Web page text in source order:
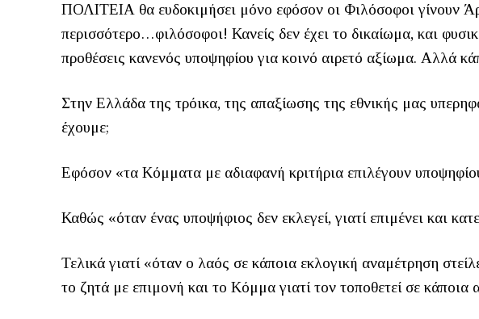
ΠΟΛΙΤΕΙΑ θα ευδοκιμήσει μόνο εφόσον οι Φιλόσοφοι γίνουν
περισσότερο…φιλόσοφοι! Κανείς δεν έχει το δικαίωμα, και
προθέσεις κανενός υποψηφίου για κοινό αιρετό αξίωμα. Αλλά
Στην Ελλάδα της τρόικα, της απαξίωσης της εθνικής μας
έχουμε;
Εφόσον «τα Κόμματα με αδιαφανή κριτήρια επιλέγουν
Καθώς «όταν ένας υποψήφιος δεν εκλεγεί, γιατί επιμένει και
Τελικά γιατί «όταν ο λαός σε κάποια εκλογική αναμέτρηση
το ζητά με επιμονή και το Κόμμα γιατί τον τοποθετεί σε